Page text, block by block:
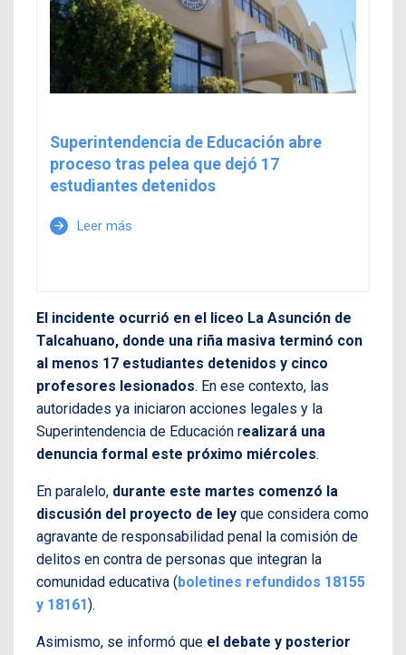
Superintendencia de Educación abre
proceso tras pelea que dejó 17
estudiantes detenidos
arrow_forward Leer más
El incidente ocurrió en el liceo La Asunción de
Talcahuano, donde una riña masiva terminó con
al menos 17 estudiantes detenidos y cinco
profesores lesionados. En ese contexto, las
autoridades ya iniciaron acciones legales y la
Superintendencia de Educación realizará una
denuncia formal este próximo miércoles.
En paralelo, durante este martes comenzó la
discusión del proyecto de ley que considera como
agravante de responsabilidad penal la comisión de
delitos en contra de personas que integran la
comunidad educativa (boletines refundidos 18155
y 18161).
Asimismo, se informó que el debate y posterior